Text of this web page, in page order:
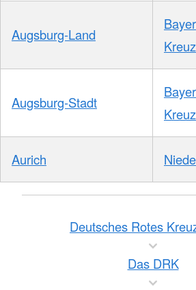
Augsburg-Land
Kreuz
Augsburg-Stadt
Kreuz
Aurich
Deutsches Rotes
Das DRK